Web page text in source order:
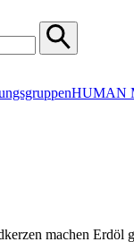
HUMAN
machen Erdöl